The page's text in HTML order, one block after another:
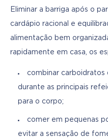
Eliminar a barriga após o
cardápio racional e
alimentação bem
rapidamente em casa, os
combinar carboidratos
durante as principais
para o corpo;
comer em pequenas
evitar a sensação de